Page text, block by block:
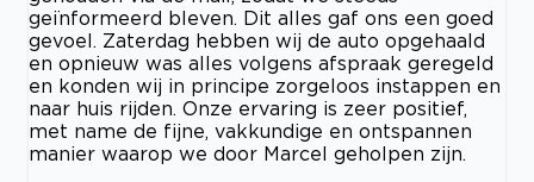
geïnformeerd bleven. Dit alles gaf ons een goed
gevoel. Zaterdag hebben wij de auto opgehaald
en opnieuw was alles volgens afspraak geregeld
en konden wij in principe zorgeloos instappen en
naar huis rijden. Onze ervaring is zeer positief,
met name de fijne, vakkundige en ontspannen
manier waarop we door Marcel geholpen zijn.